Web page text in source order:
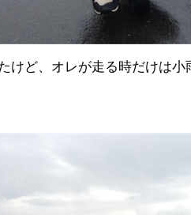
けど、オレが走る時だけは小